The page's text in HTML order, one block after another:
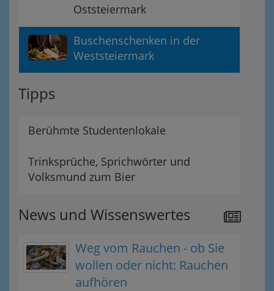
Oststeiermark
Buschenschenken in der
Weststeiermark
Tipps
Berühmte Studentenlokale
Trinksprüche, Sprichwörter und
Volksmund zum Bier
News und Wissenswertes
Weg vom Rauchen - ob Sie
wollen oder nicht: Rauchen
aufhören